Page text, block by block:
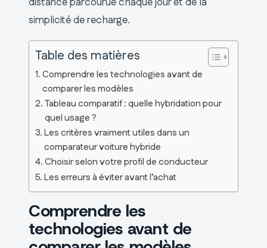
simplicité de recharge.
Table des matières
Comprendre les technologies avant de
comparer les modèles
Tableau comparatif : quelle hybridation pour
quel usage ?
Les critères vraiment utiles dans un
comparateur voiture hybride
Choisir selon votre profil de conducteur
Les erreurs à éviter avant l’achat
Comprendre les
technologies avant de